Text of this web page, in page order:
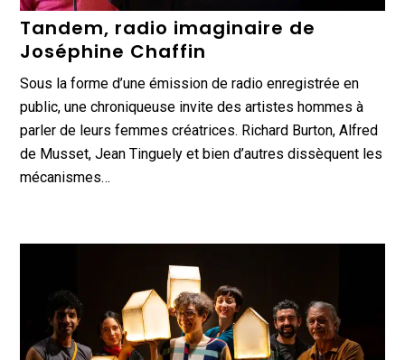
Tandem, radio imaginaire de
Joséphine Chaffin
Sous la forme d’une émission de radio enregistrée en
public, une chroniqueuse invite des artistes hommes à
parler de leurs femmes créatrices. Richard Burton, Alfred
de Musset, Jean Tinguely et bien d’autres dissèquent les
mécanismes…